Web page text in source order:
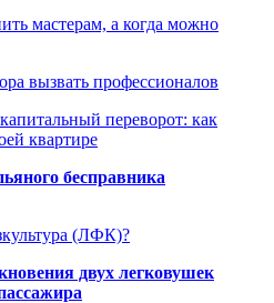
мастерам, а когда можно
вызвать профессионалов
переворот: как
квартире
бесправника
(ЛФК)?
двух легковушек